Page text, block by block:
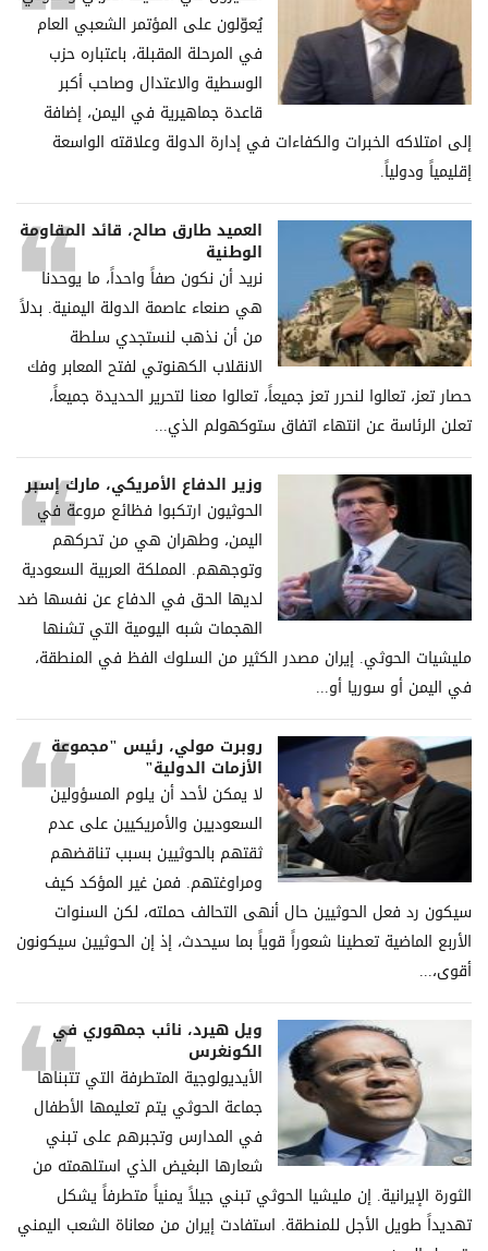
يُعوّلون على المؤتمر الشعبي العام
في المرحلة المقبلة، باعتباره حزب
الوسطية والاعتدال وصاحب أكبر
قاعدة جماهيرية في اليمن، إضافة
إلى امتلاكه الخبرات والكفاءات في إدارة الدولة وعلاقته الواسعة
إقليمياً ودولياً.
العميد طارق صالح، قائد المقاومة
الوطنية
نريد أن نكون صفاً واحداً، ما يوحدنا
هي صنعاء عاصمة الدولة اليمنية. بدلاً
من أن نذهب لنستجدي سلطة
الانقلاب الكهنوتي لفتح المعابر وفك
حصار تعز، تعالوا لنحرر تعز جميعاً، تعالوا معنا لتحرير الحديدة جميعاً،
تعلن الرئاسة عن انتهاء اتفاق ستوكهولم الذي...
وزير الدفاع الأمريكي، مارك إسبر
الحوثيون ارتكبوا فظائع مروعة في
اليمن، وطهران هي من تحركهم
وتوجههم. المملكة العربية السعودية
لديها الحق في الدفاع عن نفسها ضد
الهجمات شبه اليومية التي تشنها
مليشيات الحوثي. إيران مصدر الكثير من السلوك الفظ في المنطقة،
في اليمن أو سوريا أو...
روبرت مولي، رئيس "مجموعة
الأزمات الدولية"
لا يمكن لأحد أن يلوم المسؤولين
السعوديين والأمريكيين على عدم
ثقتهم بالحوثيين بسبب تناقضهم
ومراوغتهم. فمن غير المؤكد كيف
سيكون رد فعل الحوثيين حال أنهى التحالف حملته، لكن السنوات
الأربع الماضية تعطينا شعوراً قوياً بما سيحدث، إذ إن الحوثيين سيكونون
أقوى،...
ويل هيرد، نائب جمهوري في
الكونغرس
الأيديولوجية المتطرفة التي تتبناها
جماعة الحوثي يتم تعليمها الأطفال
في المدارس وتجبرهم على تبني
شعارها البغيض الذي استلهمته من
الثورة الإيرانية. إن مليشيا الحوثي تبني جيلاً يمنياً متطرفاً يشكل
تهديداً طويل الأجل للمنطقة. استفادت إيران من معاناة الشعب اليمني